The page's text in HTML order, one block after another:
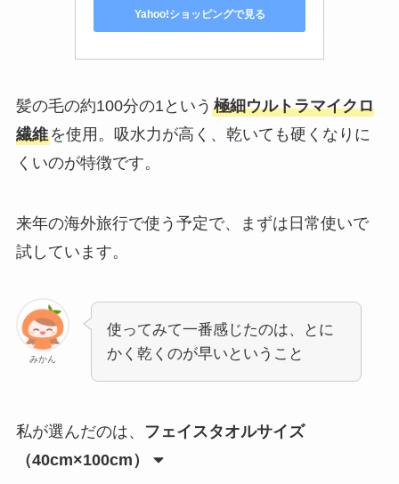
Yahoo!ショッピングで見る
髪の毛の約100分の1という 極細ウルトラマイクロ
繊維を使用。吸水力が高く、乾いても硬くなりに
くいのが特徴です。
来年の海外旅行で使う予定で、まずは日常使いで
試しています。
みかん
使ってみて一番感じたのは、とに
かく乾くのが早いということ
私が選んだのは、
フェイスタオルサイズ
（40cm×100cm）